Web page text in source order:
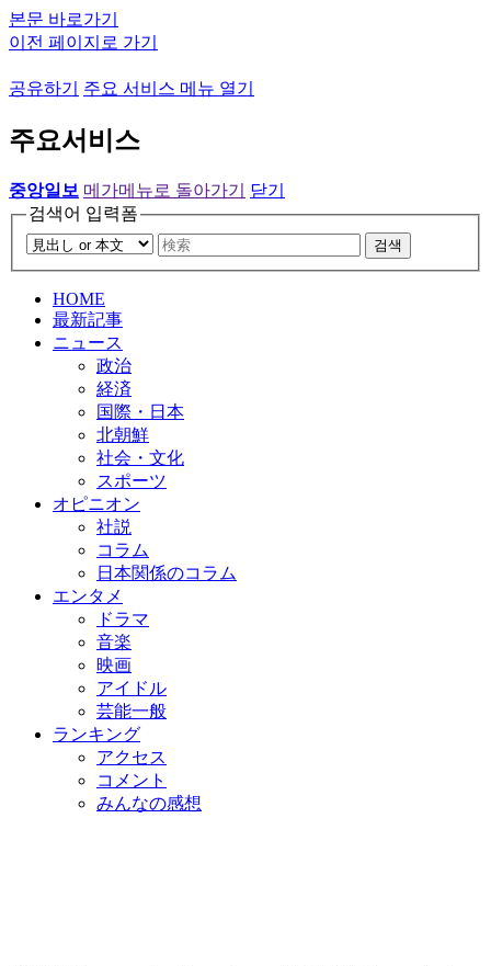
본문 바로가기
이전 페이지로 가기
공유하기 주요 서비스 메뉴 열기
주요서비스
중앙일보 메가메뉴로 돌아가기
닫기
검색어 입력폼
검색
HOME
最新記事
ニュース
政治
経済
国際・日本
北朝鮮
社会・文化
スポーツ
オピニオン
社説
コラム
日本関係のコラム
エンタメ
ドラマ
音楽
映画
アイドル
芸能一般
ランキング
アクセス
コメント
みんなの感想